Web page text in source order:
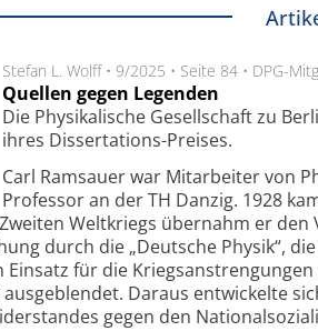
Stefan L. Wolff• 9/2025 • Seite 84 • DPG-
Quellen gegen Legenden
Die Physikalische Gesellschaft zu
ihres Dissertations-Preises.
Carl Ramsauer war Mitarbeiter von
Professor an der TH Danzig. 1928
Weltkriegs übernahm er
durch die „Deutsche Physik“,
Einsatz für die
Daraus entwickelte
gegen den